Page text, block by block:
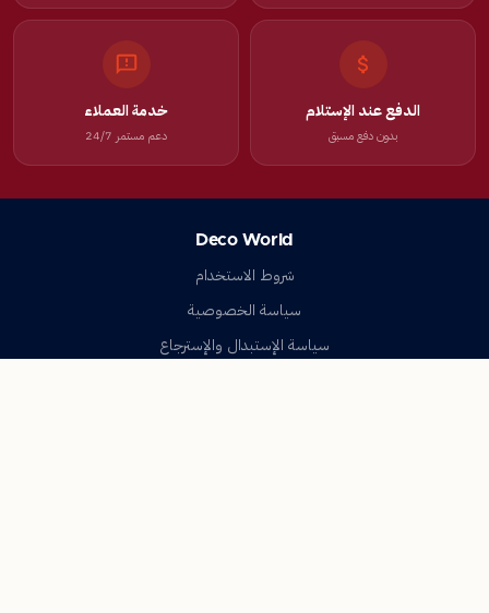
الدفع عند الإستلام
بدون دفع مسبق
خدمة العملاء
دعم مستمر 24/7
Deco World
شروط الاستخدام
سياسة الخصوصية
سياسة الإستبدال والإسترجاع